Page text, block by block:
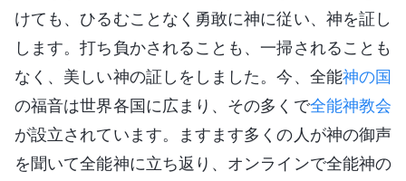
けても、ひるむことなく勇敢に神に従い、神を証し
します。打ち負かされることも、一掃されることも
なく、美しい神の証しをしました。今、全能神の国
の福音は世界各国に広まり、その多くで全能神教会
が設立されています。ますます多くの人が神の御声
を聞いて全能神に立ち返り、オンラインで全能神の